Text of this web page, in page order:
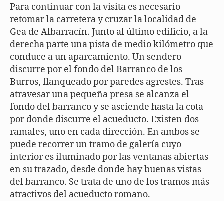
Para continuar con la visita es necesario
retomar la carretera y cruzar la localidad de
Gea de Albarracín. Junto al último edificio, a la
derecha parte una pista de medio kilómetro que
conduce a un aparcamiento. Un sendero
discurre por el fondo del Barranco de los
Burros, flanqueado por paredes agrestes. Tras
atravesar una pequeña presa se alcanza el
fondo del barranco y se asciende hasta la cota
por donde discurre el acueducto. Existen dos
ramales, uno en cada dirección. En ambos se
puede recorrer un tramo de galería cuyo
interior es iluminado por las ventanas abiertas
en su trazado, desde donde hay buenas vistas
del barranco. Se trata de uno de los tramos más
atractivos del acueducto romano.